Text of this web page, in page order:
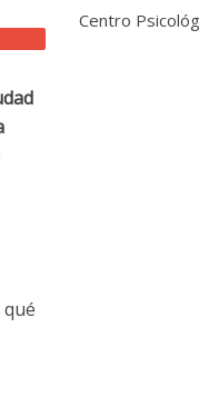
Centro